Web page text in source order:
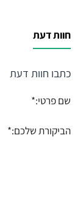
חוות דעת
כתבו חוות דעת
שם פרטי:
הביקורת שלכם: